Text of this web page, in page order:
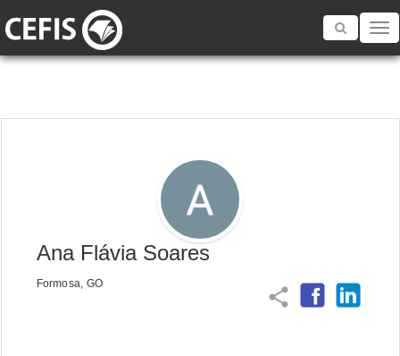
Toggle
Ana Flávia Soares
Formosa, GO
share